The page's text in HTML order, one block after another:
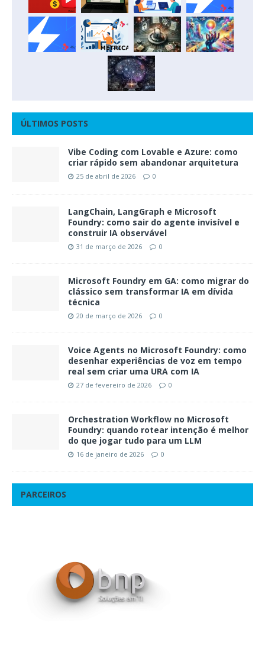
ÚLTIMOS POSTS
Vibe Coding com Lovable e Azure: como
criar rápido sem abandonar arquitetura
25 de abril de 2026 0
LangChain, LangGraph e Microsoft
Foundry: como sair do agente invisível e
construir IA observável
31 de março de 2026 0
Microsoft Foundry em GA: como migrar do
clássico sem transformar IA em dívida
técnica
20 de março de 2026 0
Voice Agents no Microsoft Foundry: como
desenhar experiências de voz em tempo
real sem criar uma URA com IA
27 de fevereiro de 2026 0
Orchestration Workflow no Microsoft
Foundry: quando rotear intenção é melhor
do que jogar tudo para um LLM
16 de janeiro de 2026 0
PARCEIROS